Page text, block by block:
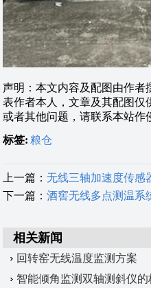
声明：本文内容及配图由作者
表作者本人，文章及其配图仅
或者其他问题，请联系本站作
标签: 粮仓
上一篇：无线三轴加速度传感
下一篇：酒窖无线多点测温系
相关新闻
回转窑无线温度监测方案
智能倾角监测双轴测斜仪